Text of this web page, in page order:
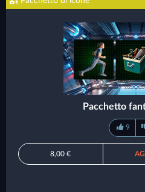
Pacchetto
9
8,00 €